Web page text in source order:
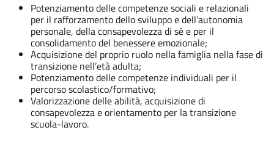
Potenziamento delle competenze sociali e relazionali
per il rafforzamento dello sviluppo e dell’autonomia
personale, della consapevolezza di sé e per il
consolidamento del benessere emozionale;
Acquisizione del proprio ruolo nella famiglia nella fase di
transizione nell’età adulta;
Potenziamento delle competenze individuali per il
percorso scolastico/formativo;
Valorizzazione delle abilità, acquisizione di
consapevolezza e orientamento per la transizione
scuola-lavoro.